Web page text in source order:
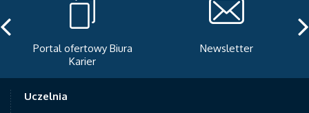
Portal ofertowy Biura
Karier
Newsletter
Uczelnia